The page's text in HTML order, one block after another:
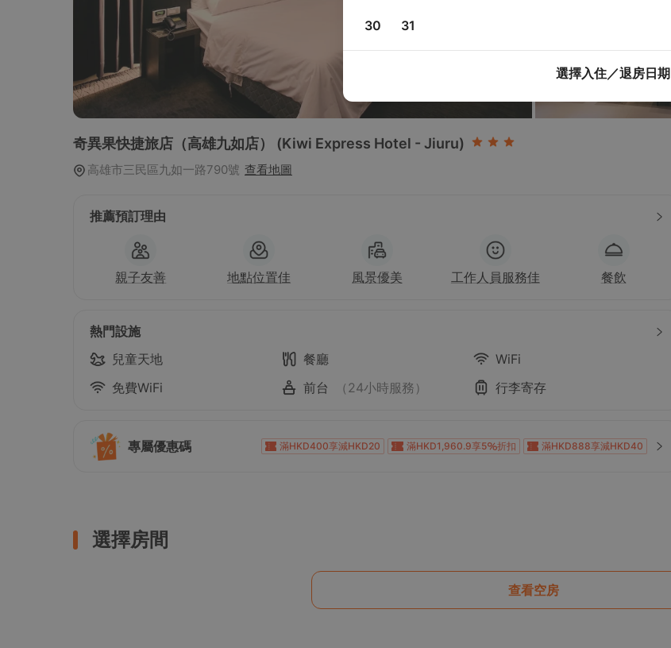
30 31
選擇入住／退房日期
奇異果快捷旅店（高雄九如店） (Kiwi Express Hotel - Jiuru)
高雄市三民區九如一路790號 查看地圖
推薦預訂理由
親子友善 地點位置佳 風景優美 工作人員服務佳 餐飲
熱門設施
兒童天地
餐廳
WiFi
免費WiFi
前台 （24小時服務） 行李寄存
專屬優惠碼 滿HKD888享減HKD40
滿HKD1,960.9享5 折扣
滿HKD400享減HKD20
選擇房間
查看空房